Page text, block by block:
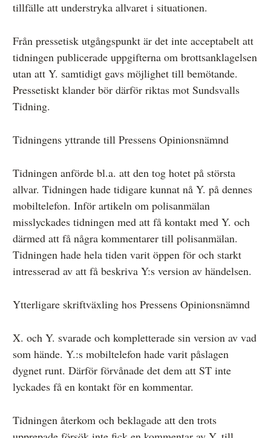
tillfälle att understryka allvaret i situationen.
Från pressetisk utgångspunkt är det inte acceptabelt att
tidningen publicerade uppgifterna om brottsanklagelsen
utan att Y. samtidigt gavs möjlighet till bemötande.
Pressetiskt klander bör därför riktas mot Sundsvalls
Tidning.
Tidningens yttrande till Pressens Opinionsnämnd
Tidningen anförde bl.a. att den tog hotet på största
allvar. Tidningen hade tidigare kunnat nå Y. på dennes
mobiltelefon. Inför artikeln om polisanmälan
misslyckades tidningen med att få kontakt med Y. och
därmed att få några kommentarer till polisanmälan.
Tidningen hade hela tiden varit öppen för och starkt
intresserad av att få beskriva Y:s version av händelsen.
Ytterligare skriftväxling hos Pressens Opinionsnämnd
X. och Y. svarade och kompletterade sin version av vad
som hände. Y.:s mobiltelefon hade varit påslagen
dygnet runt. Därför förvånade det dem att ST inte
lyckades få en kontakt för en kommentar.
Tidningen återkom och beklagade att den trots